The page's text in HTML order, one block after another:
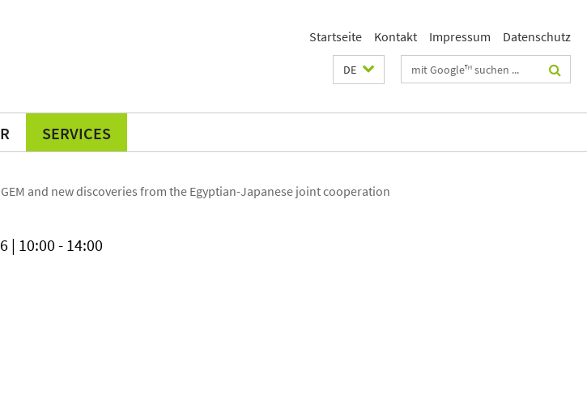
Startseite Kontakt Impressum Datenschutz
DE Suchbegriffe
SERVICES
and new discoveries from the Egyptian-Japanese joint cooperation
| 10:00 - 14:00